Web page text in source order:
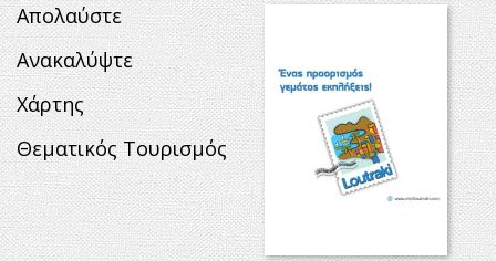
Απολαύστε
Ανακαλύψτε
Χάρτης
Θεματικός Τουρισμός